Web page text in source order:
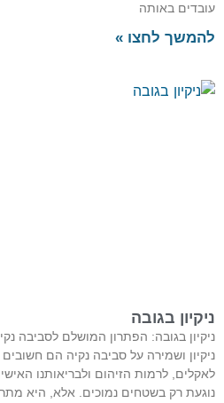
באותה
לחצו »
בגובה
בגובה: הפתרון המושלם לסביבה נקיה
ושמירה על סביבה נקיה הם חשובים
לרמות הזיהום ולבריאותנו
רק בשטחים נמוכים. אלא, היא